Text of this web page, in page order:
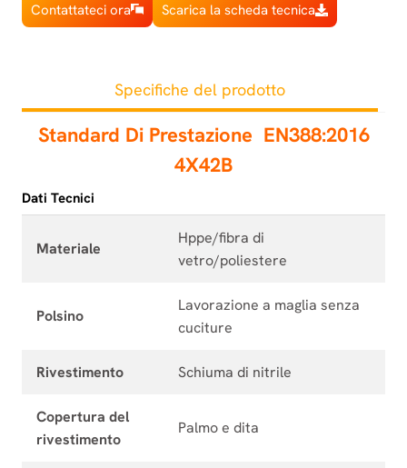
Contattateci ora Scarica la scheda tecnica
Specifiche del prodotto
Standard Di Prestazione EN388:2016
4X42B
Dati Tecnici
Materiale
Hppe/fibra di
vetro/poliestere
Polsino
Lavorazione a maglia senza
cuciture
Rivestimento Schiuma di nitrile
Copertura del
rivestimento
Palmo e dita